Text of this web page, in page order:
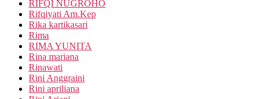
RIFQI NUGROHO
Rifqiyati Am.Kep
Rika kartikasari
Rima
RIMA YUNITA
Rina mariana
Rinawati
Rini Anggraini
Rini apriliana